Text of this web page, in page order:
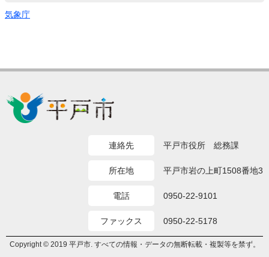
気象庁
連絡先 平戸市役所 総務課
所在地 平戸市岩の上町1508番地3
電話 0950-22-9101
ファックス 0950-22-5178
Copyright © 2019 平戸市. すべての情報・データの無断転載・複製等を禁ず。